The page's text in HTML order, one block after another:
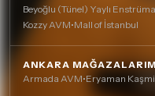
Beyoğlu (Tünel) Yaylı
Kozzy AVM•Mall of İstanbul
ANKARA
Armada AVM•Eryaman